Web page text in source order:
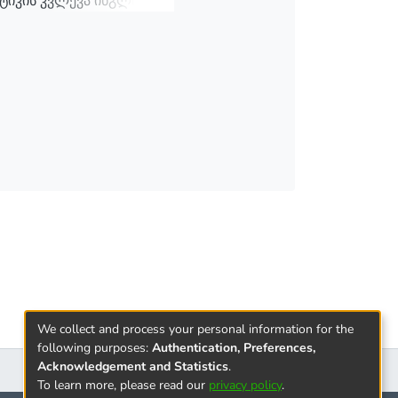
We collect and process your personal information for the
following purposes: Authentication, Preferences,
Acknowledgement and Statistics.
To learn more, please read our privacy policy.